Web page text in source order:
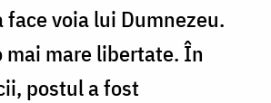
face voia lui Dumnezeu.
mai mare libertate. În
postul a fost